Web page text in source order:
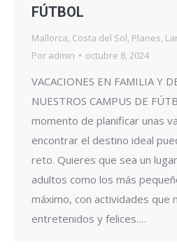
FÚTBOL
Mallorca Costa del Sol Planes
Por admin octubre 8, 2024
VACACIONES EN FAMILIA Y
NUESTROS CAMPUS DE
momento de planificar unas
encontrar el destino ideal
reto. Quieres que sea un
adultos como los más
máximo, con actividades que
entretenidos y felices.…